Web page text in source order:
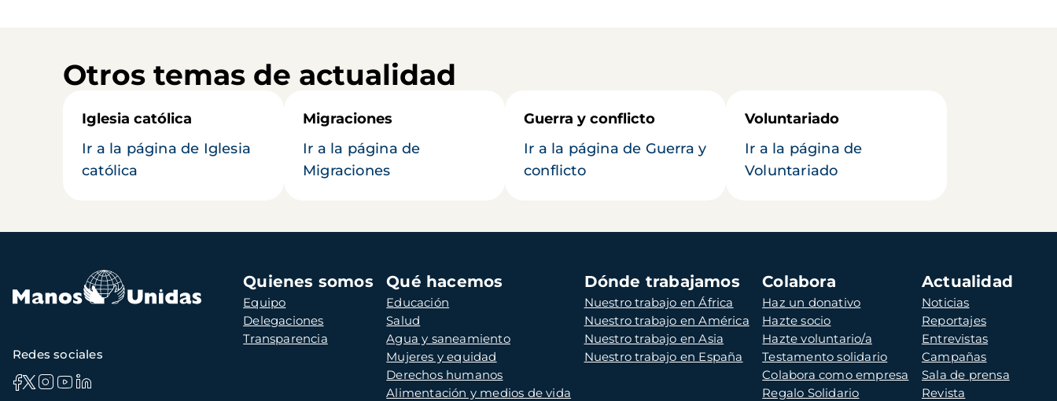
Otros temas de actualidad
Iglesia católica
Ir a la página de Iglesia
católica
Migraciones
Ir a la página de
Migraciones
Guerra y conflicto
Ir a la página de Guerra y
conflicto
Voluntariado
Ir a la página de
Voluntariado
Navegación
principal
Quienes somos
Equipo
Delegaciones
Transparencia
Qué hacemos
Educación
Salud
Agua y saneamiento
Mujeres y equidad
Derechos humanos
Alimentación y medios de vida
Dónde trabajamos
Nuestro trabajo en África
Nuestro trabajo en América
Nuestro trabajo en Asia
Nuestro trabajo en España
Colabora
Haz un donativo
Hazte socio
Hazte voluntario/a
Testamento solidario
Colabora como empresa
Regalo Solidario
Actualidad
Noticias
Reportajes
Entrevistas
Campañas
Sala de prensa
Revista
Redes sociales